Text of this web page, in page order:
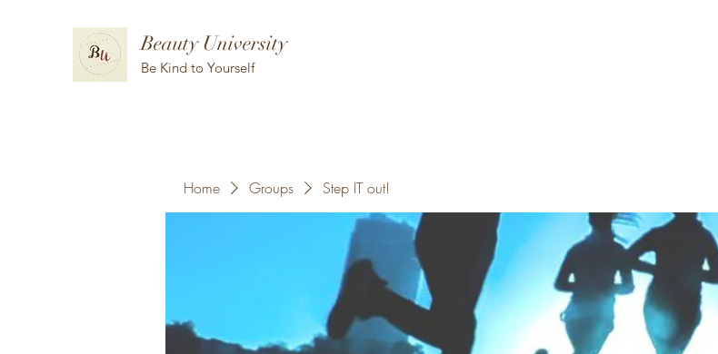
Beauty University
Be Kind to Yourself
Home Groups Step IT out!